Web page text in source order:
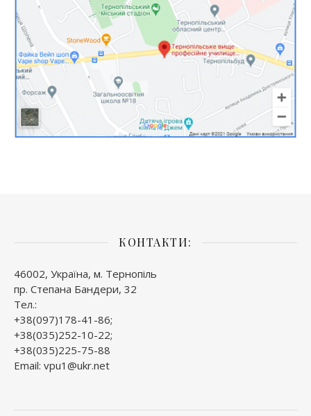
КОНТАКТИ:
46002, Україна, м. Тернопіль
пр. Степана Бандери, 32
Тел.:
+38(097)178-41-86;
+38(035)252-10-22;
+38(035)225-75-88
Email: vpu1@ukr.net